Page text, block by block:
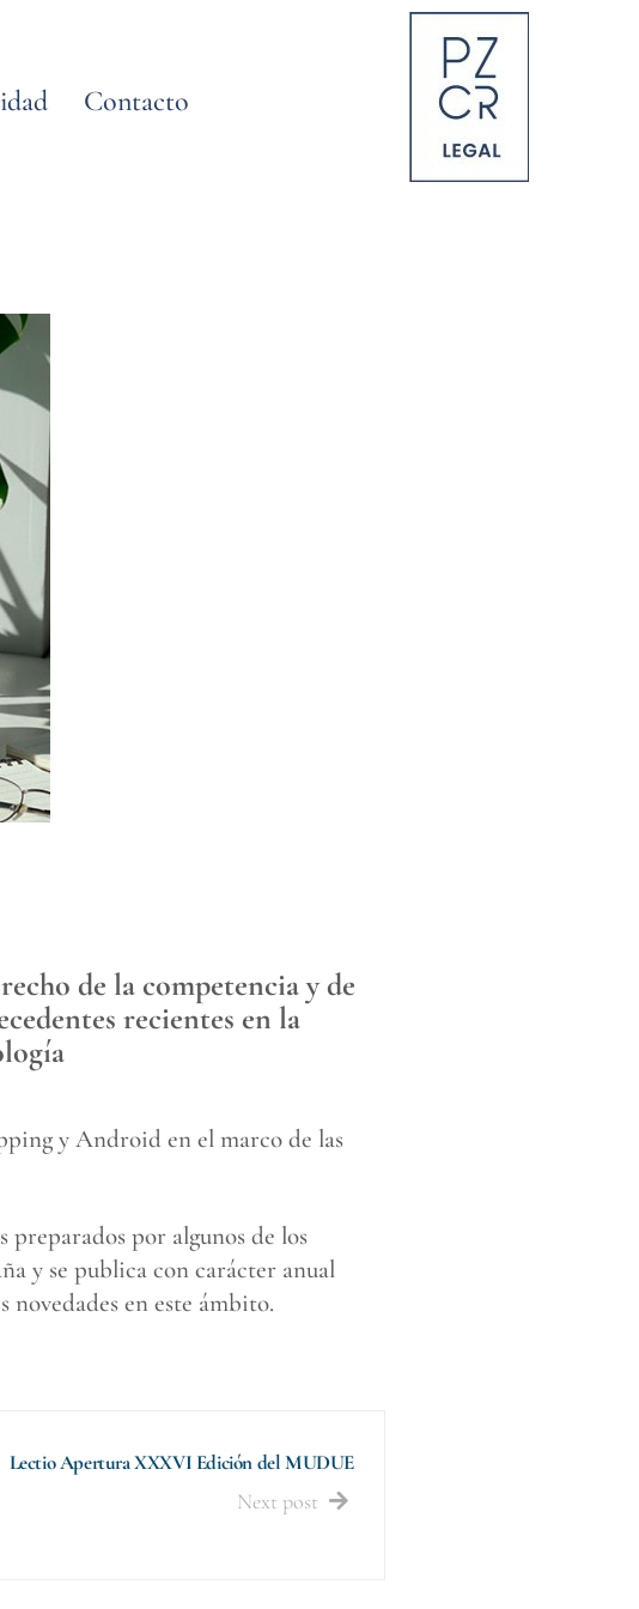
Contacto
de la competencia y de
recientes en la
y Android en el marco de las
por algunos de los
y se publica con carácter anual
en este ámbito.
Lectio Apertura XXXVI Edición del MUDUE
Next post